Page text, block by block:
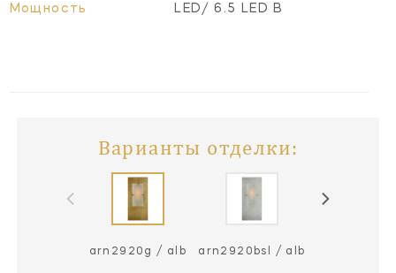
Мощность LED/ 6.5 LED B
Варианты отделки:
arn2920g / alb arn2920bsl / alb